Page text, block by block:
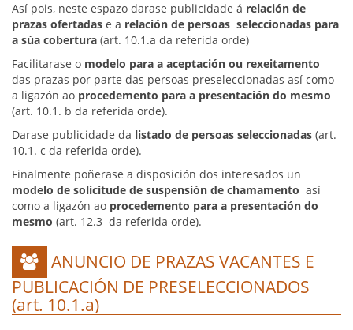
Así pois, neste espazo darase publicidade á relación de
prazas ofertadas e a relación de persoas seleccionadas para
a súa cobertura (art. 10.1.a da referida orde)
Facilitarase o modelo para a aceptación ou rexeitamento
das prazas por parte das persoas preseleccionadas así como
a ligazón ao procedemento para a presentación do mesmo
(art. 10.1. b da referida orde).
Darase publicidade da listado de persoas seleccionadas (art.
10.1. c da referida orde).
Finalmente poñerase a disposición dos interesados un
modelo de solicitude de suspensión de chamamento así
como a ligazón ao procedemento para a presentación do
mesmo (art. 12.3 da referida orde).
iconANUNCIO DE PRAZAS VACANTES E
PUBLICACIÓN DE PRESELECCIONADOS
(art. 10.1.a)